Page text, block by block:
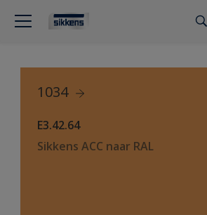
1034
E3.42.64
Sikkens ACC naar RAL